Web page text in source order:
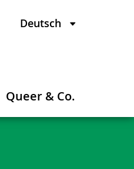
Queer & Co.